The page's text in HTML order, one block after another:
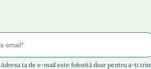
Adresa ta de e-mail este folosită doar pentru a-ți